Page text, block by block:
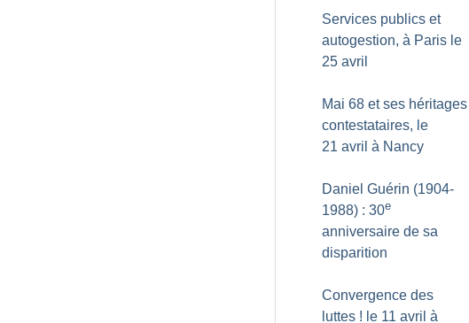
Services publics et
autogestion, à Paris le
25 avril
Mai 68 et ses héritages
contestataires, le
21 avril à Nancy
Daniel Guérin (1904-
1988) : 30e
anniversaire de sa
disparition
Convergence des
luttes ! le 11 avril à